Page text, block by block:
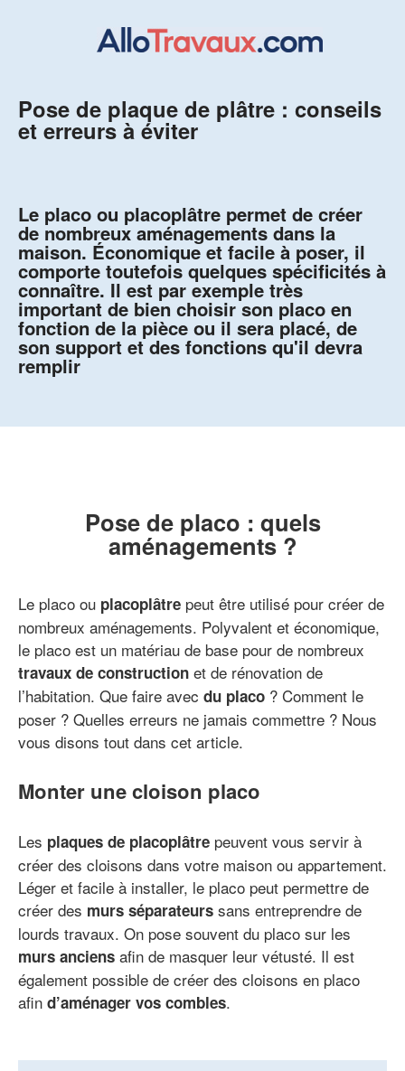
Pose de plaque de plâtre : conseils
et erreurs à éviter
Le placo ou placoplâtre permet de créer
de nombreux aménagements dans la
maison. Économique et facile à poser, il
comporte toutefois quelques spécificités à
connaître. Il est par exemple très
important de bien choisir son placo en
fonction de la pièce ou il sera placé, de
son support et des fonctions qu'il devra
remplir
Pose de placo : quels
aménagements ?
Le placo ou placoplâtre peut être utilisé pour créer de
nombreux aménagements. Polyvalent et économique,
le placo est un matériau de base pour de nombreux
travaux de construction et de rénovation de
l’habitation. Que faire avec du placo ? Comment le
poser ? Quelles erreurs ne jamais commettre ? Nous
vous disons tout dans cet article.
Monter une cloison placo
Les plaques de placoplâtre peuvent vous servir à
créer des cloisons dans votre maison ou appartement.
Léger et facile à installer, le placo peut permettre de
créer des murs séparateurs sans entreprendre de
lourds travaux. On pose souvent du placo sur les
murs anciens afin de masquer leur vétusté. Il est
également possible de créer des cloisons en placo
afin d’aménager vos combles.